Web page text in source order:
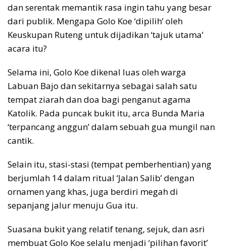
dan serentak memantik rasa ingin tahu yang besar
dari publik. Mengapa Golo Koe ‘dipilih’ oleh
Keuskupan Ruteng untuk dijadikan ‘tajuk utama’
acara itu?
Selama ini, Golo Koe dikenal luas oleh warga
Labuan Bajo dan sekitarnya sebagai salah satu
tempat ziarah dan doa bagi penganut agama
Katolik. Pada puncak bukit itu, arca Bunda Maria
‘terpancang anggun’ dalam sebuah gua mungil nan
cantik.
Selain itu, stasi-stasi (tempat pemberhentian) yang
berjumlah 14 dalam ritual ‘Jalan Salib’ dengan
ornamen yang khas, juga berdiri megah di
sepanjang jalur menuju Gua itu.
Suasana bukit yang relatif tenang, sejuk, dan asri
membuat Golo Koe selalu menjadi ‘pilihan favorit’